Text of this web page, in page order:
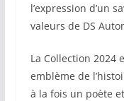
l’expression d’un
valeurs de DS
La Collection 2024
emblème de
à la fois un poète